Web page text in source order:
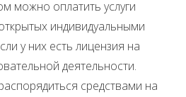
можно оплатить услуги
индивидуальными
у них есть лицензия на
деятельности.
средствами на